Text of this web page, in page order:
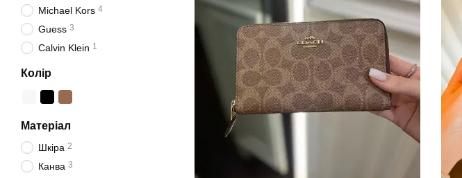
Michael Kors 4
Guess 3
Calvin Klein 1
Колір
Матеріал
Шкіра 2
Канва 3